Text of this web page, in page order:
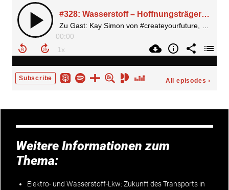
Weitere Informationen zum
Thema:
Elektro- und Wasserstoff-Lkw: Zukunft des Transports in